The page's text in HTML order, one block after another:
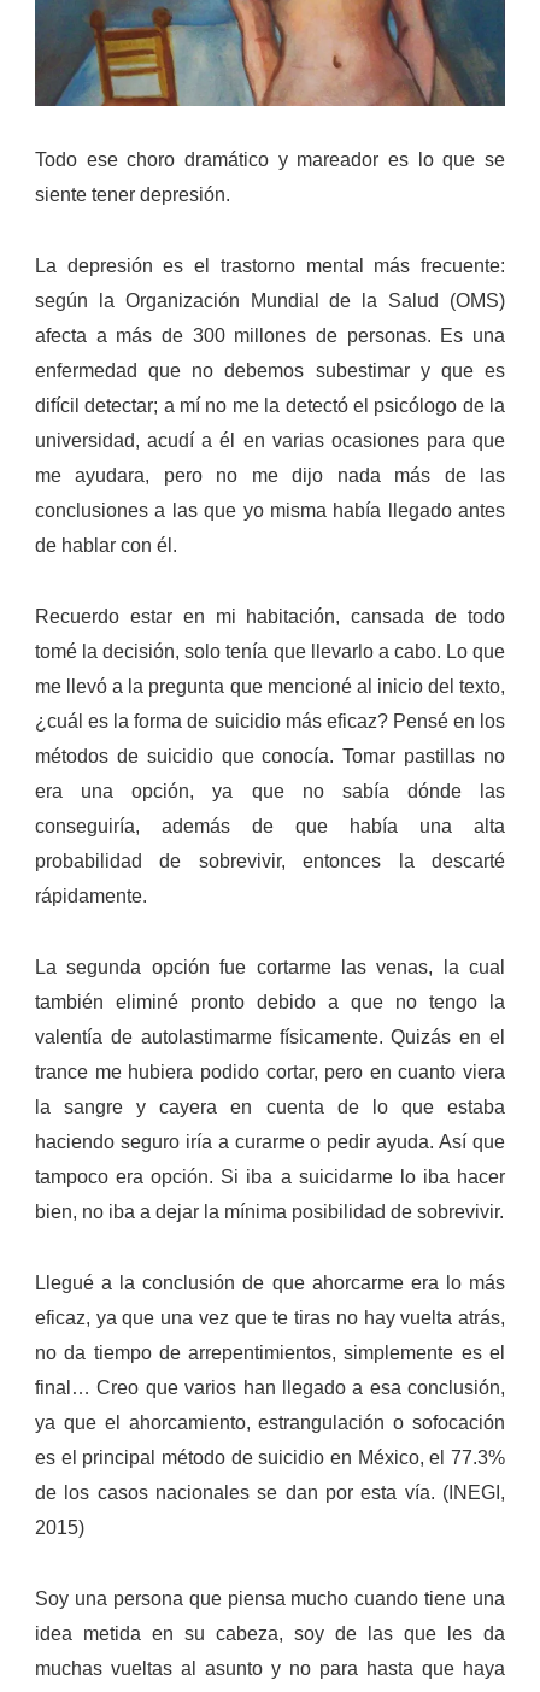
Todo ese choro dramático y mareador es lo que se
siente tener depresión.
La depresión es el trastorno mental más frecuente:
según la Organización Mundial de la Salud (OMS)
afecta a más de 300 millones de personas. Es una
enfermedad que no debemos subestimar y que es
difícil detectar; a mí no me la detectó el psicólogo de la
universidad, acudí a él en varias ocasiones para que
me ayudara, pero no me dijo nada más de las
conclusiones a las que yo misma había llegado antes
de hablar con él.
Recuerdo estar en mi habitación, cansada de todo
tomé la decisión, solo tenía que llevarlo a cabo. Lo que
me llevó a la pregunta que mencioné al inicio del texto,
¿cuál es la forma de suicidio más eficaz? Pensé en los
métodos de suicidio que conocía. Tomar pastillas no
era una opción, ya que no sabía dónde las
conseguiría, además de que había una alta
probabilidad de sobrevivir, entonces la descarté
rápidamente.
La segunda opción fue cortarme las venas, la cual
también eliminé pronto debido a que no tengo la
valentía de autolastimarme físicamente. Quizás en el
trance me hubiera podido cortar, pero en cuanto viera
la sangre y cayera en cuenta de lo que estaba
haciendo seguro iría a curarme o pedir ayuda. Así que
tampoco era opción. Si iba a suicidarme lo iba hacer
bien, no iba a dejar la mínima posibilidad de sobrevivir.
Llegué a la conclusión de que ahorcarme era lo más
eficaz, ya que una vez que te tiras no hay vuelta atrás,
no da tiempo de arrepentimientos, simplemente es el
final…Creo que varios han llegado a esa conclusión,
ya que el ahorcamiento, estrangulación o sofocación
es el principal método de suicidio en México, el 77.3%
de los casos nacionales se dan por esta vía. (INEGI,
2015)
Soy una persona que piensa mucho cuando tiene una
idea metida en su cabeza, soy de las que les da
muchas vueltas al asunto y no para hasta que haya